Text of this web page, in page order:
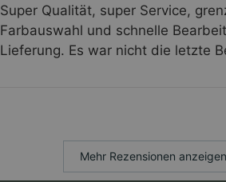
Super Qualität, super Service,
Farbauswahl und schnelle
Lieferung. Es war nicht die letzte
Mehr Rezensionen